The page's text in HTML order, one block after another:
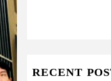
RECENT